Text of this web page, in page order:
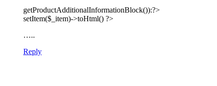
getProductAdditionalInformationBlock()):?>
setItem($_item)->toHtml() ?>
…..
Reply